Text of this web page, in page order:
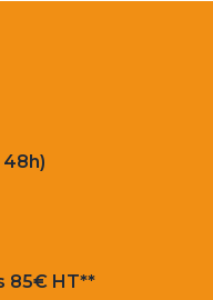
48h)
85€ HT**